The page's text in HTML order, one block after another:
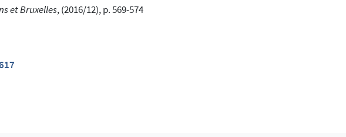
et Bruxelles, (2016/12), p. 569-574